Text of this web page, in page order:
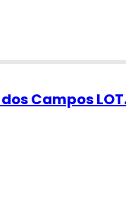
Campos